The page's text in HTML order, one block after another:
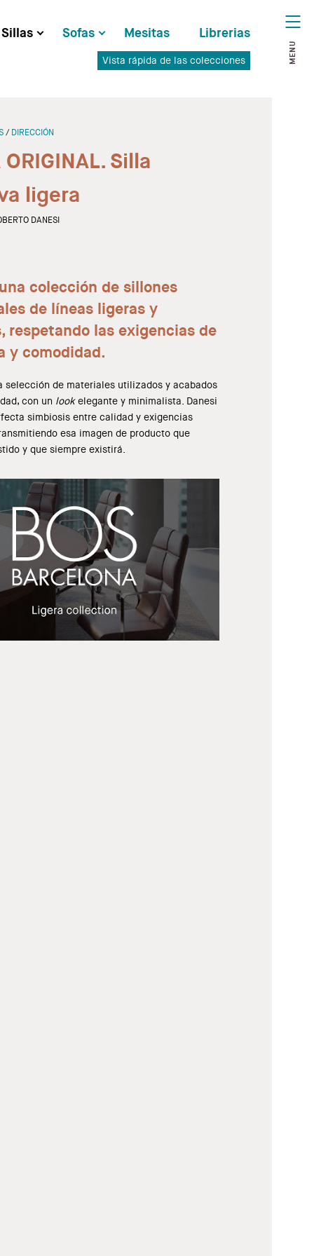
Sillas Sofas Mesitas Librerias
Vista rápida de las colecciones MENU
DIRECCIÓN
ORIGINAL. Silla
ligera
DANESI
colección de sillones
de líneas ligeras y
respetando las exigencias de
y comodidad.
selección de materiales utilizados y acabados
con un lookelegante y minimalista. Danesi
simbiosis entre calidad y exigencias
esa imagen de producto que
y que siempre existirá.